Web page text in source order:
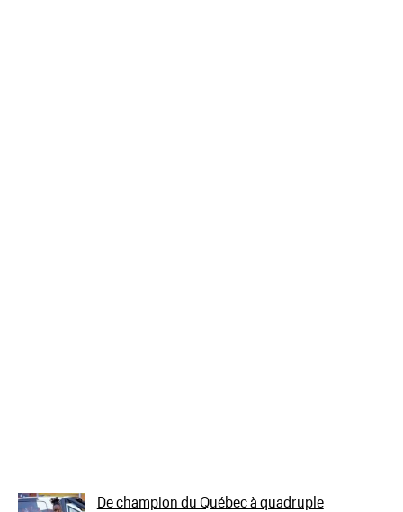
De champion du Québec à quadruple